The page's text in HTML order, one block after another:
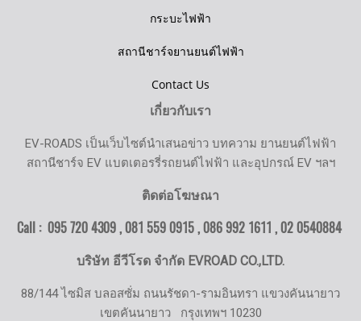
กระบะไฟฟ้า
สถานีชาร์จยานยนต์ไฟฟ้า
Contact Us
เกี่ยวกับเรา
EV-ROADS เป็นเว็บไซต์นำเสนอข่าว บทความ ยานยนต์ไฟฟ้า
สถานีชาร์จ EV แบตเตอรรี่รถยนต์ไฟฟ้า และอุปกรณ์ EV ฯลฯ
ติดต่อโฆษณา
Call : 095 720 4309 , 081 559 0915 , 086 992 1611 ,02 0540884
บริษัท อีวีโรด จำกัด EVROAD CO.,LTD.
88/144 ไซมิส บลอสซั่ม ถนนรัชดา-รามอินทรา แขวงคันนายาว
เขตคันนายาว กรุงเทพฯ 10230